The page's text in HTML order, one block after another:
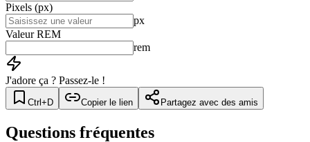
Pixels (px)
px
Valeur REM
rem
J'adore ça ? Passez-le !
Ctrl+D Copier le lien Partagez avec des amis
Questions fréquentes